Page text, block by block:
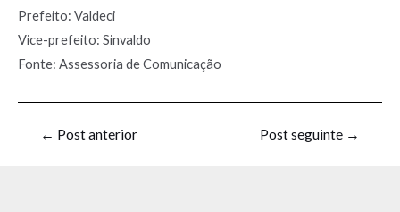
Prefeito: Valdeci
Vice-prefeito: Sinvaldo
Fonte: Assessoria de Comunicação
← Post anterior Post seguinte →